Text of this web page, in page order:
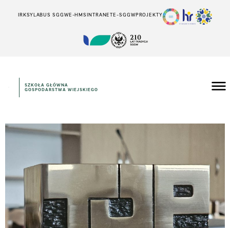
IRKSYLABUS SGGWE-HMSINTRANETE-SGGWPROJEKTY
SZKOŁA GŁÓWNA
GOSPODARSTWA WIEJSKIEGO